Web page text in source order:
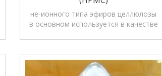
не-ионного типа эфиров целлюлозы
в основном используется в качестве